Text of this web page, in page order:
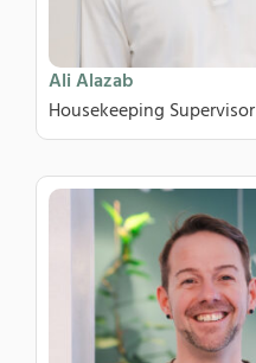
Ali Alazab
Housekeeping Supervisor